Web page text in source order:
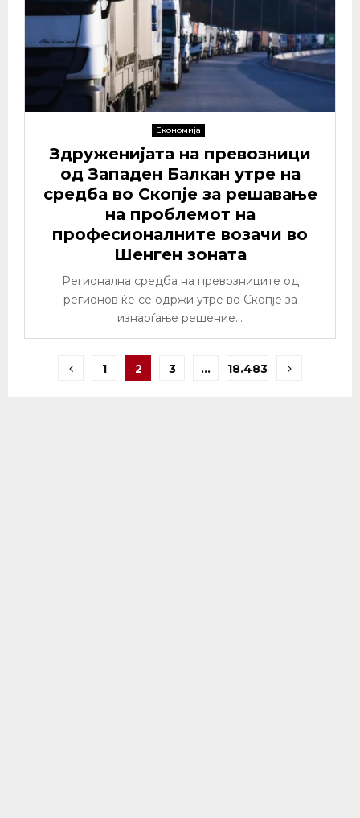
Економија
Здруженијата на превозници
од Западен Балкан утре на
средба во Скопје за решавање
на проблемот на
професионалните возачи во
Шенген зоната
Регионална средба на превозниците од
регионов ќе се одржи утре во Скопје за
изнаоѓање решение...
Posts
1 2 3 … 18.483